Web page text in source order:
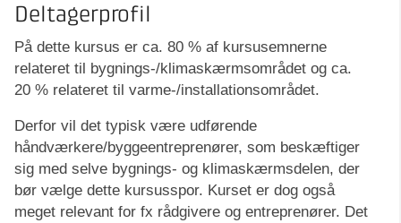
Deltagerprofil
På dette kursus er ca. 80 % af kursusemnerne
relateret til bygnings-/klimaskærmsområdet og ca.
20 % relateret til varme-/installationsområdet.
Derfor vil det typisk være udførende
håndværkere/byggeentreprenører, som beskæftiger
sig med selve bygnings- og klimaskærmsdelen, der
bør vælge dette kursusspor. Kurset er dog også
meget relevant for fx rådgivere og entreprenører. Det